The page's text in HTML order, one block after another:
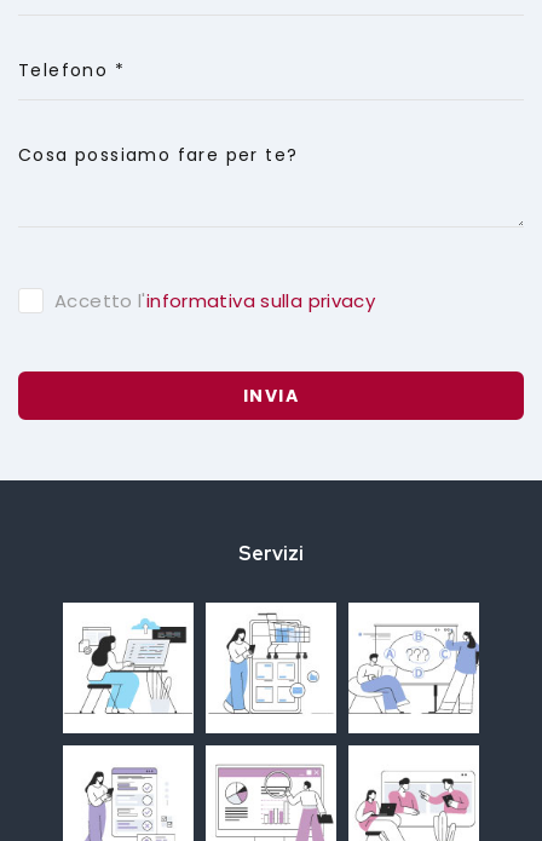
Telefono *
Cosa possiamo fare per te?
Accetto l'informativa sulla privacy
INVIA
Servizi